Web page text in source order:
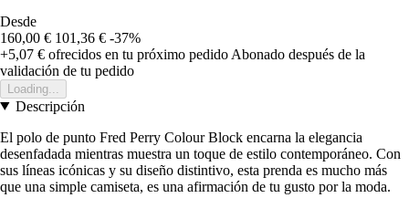
Desde
160,00 € 101,36 € -37%
+5,07 € ofrecidos en tu próximo pedido Abonado después de la
validación de tu pedido
Loading...
Descripción
El polo de punto Fred Perry Colour Block encarna la elegancia
desenfadada mientras muestra un toque de estilo contemporáneo. Con
sus líneas icónicas y su diseño distintivo, esta prenda es mucho más
que una simple camiseta, es una afirmación de tu gusto por la moda.